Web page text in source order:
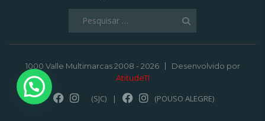
1000 Valle Multimarcas 2008 - 2026
Desenvolvido por
AtitudeTI
(SJC) | (POUSO ALEGRE)